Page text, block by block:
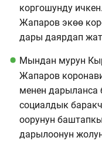
коргошунду
Жапаров экөө
дары даярдап
Мындан мурун
Жапаров
менен дарыланса
социалдык
оорунун
дарылоонун